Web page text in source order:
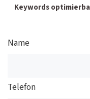
Keywords
Name
Telefon